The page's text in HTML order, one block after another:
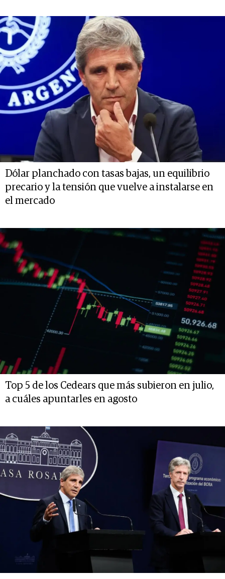
Dólar planchado con tasas bajas, un equilibrio
precario y la tensión que vuelve a instalarse en
el mercado
Top 5 de los Cedears que más subieron en julio,
a cuáles apuntarles en agosto